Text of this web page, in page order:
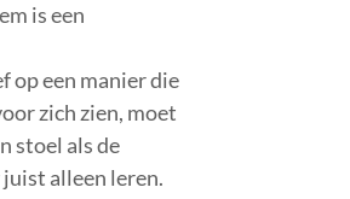
is een
op een manier die
zich zien, moet
stoel als de
alleen leren.